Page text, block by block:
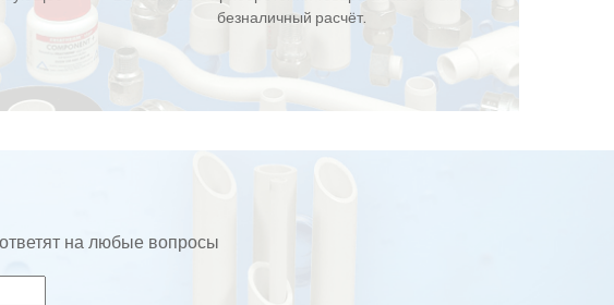
безналичный расчёт.
на любые вопросы